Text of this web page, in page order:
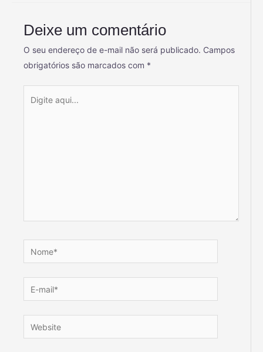
Deixe um comentário
O seu endereço de e-mail não será publicado. Campos
obrigatórios são marcados com *